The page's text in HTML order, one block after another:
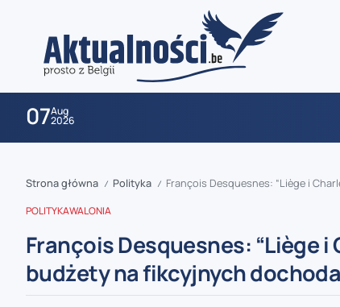
07Aug
2026
Strona główna / Polityka / François Desquesnes: “Liège i
POLITYKAWALONIA
François Desquesnes: “Liège
budżety na fikcyjnych